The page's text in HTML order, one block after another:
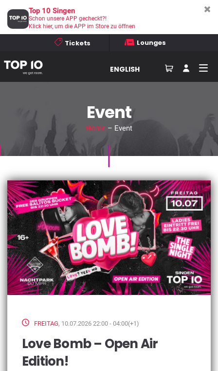
Tickets Lounges
ENGLISH
Event
Home – Event
FREITAG, 10.07.2026 22:00 - 04:00(+1)
Love Bomb – Open Air
Edition!
Top 10 Singen
Schon unsere APP gecheckt?!
Klick hier, um die APP im Store zu öffnen